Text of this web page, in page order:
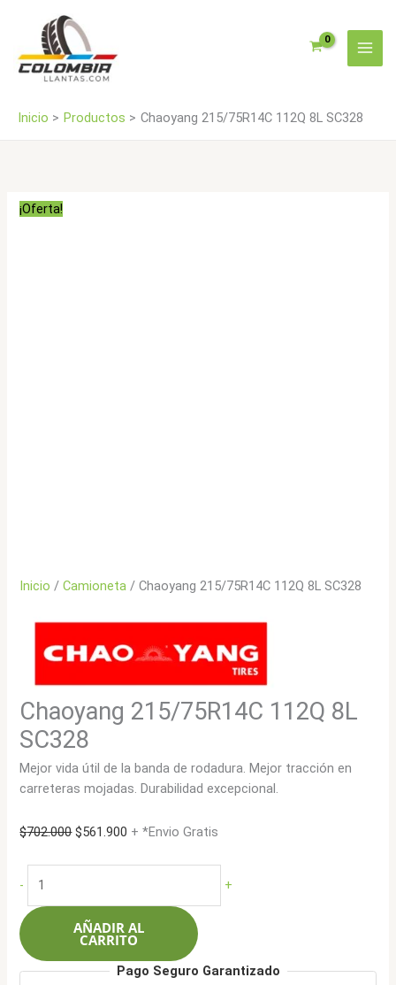
contenido
Inicio Productos Chaoyang 215/75R14C 112Q 8L SC328
¡Oferta!
Inicio /Camioneta / Chaoyang 215/75R14C 112Q 8L SC328
Chaoyang 215/75R14C 112Q 8L
SC328
Mejor vida útil de la banda de rodadura. Mejor tracción en
carreteras mojadas. Durabilidad excepcional.
$702.000El
$561.900 El
$561.900.
+ *Envio Gratis
-
215/75R14C
112Q
SC328
cantidad
+
AÑADIR AL
CARRITO
Pago Seguro Garantizado
cantidad